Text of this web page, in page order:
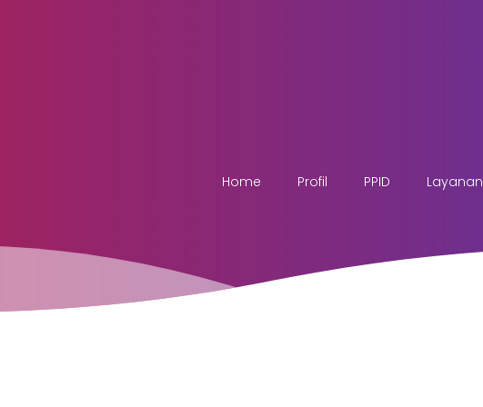
Home Profil PPID Layanan